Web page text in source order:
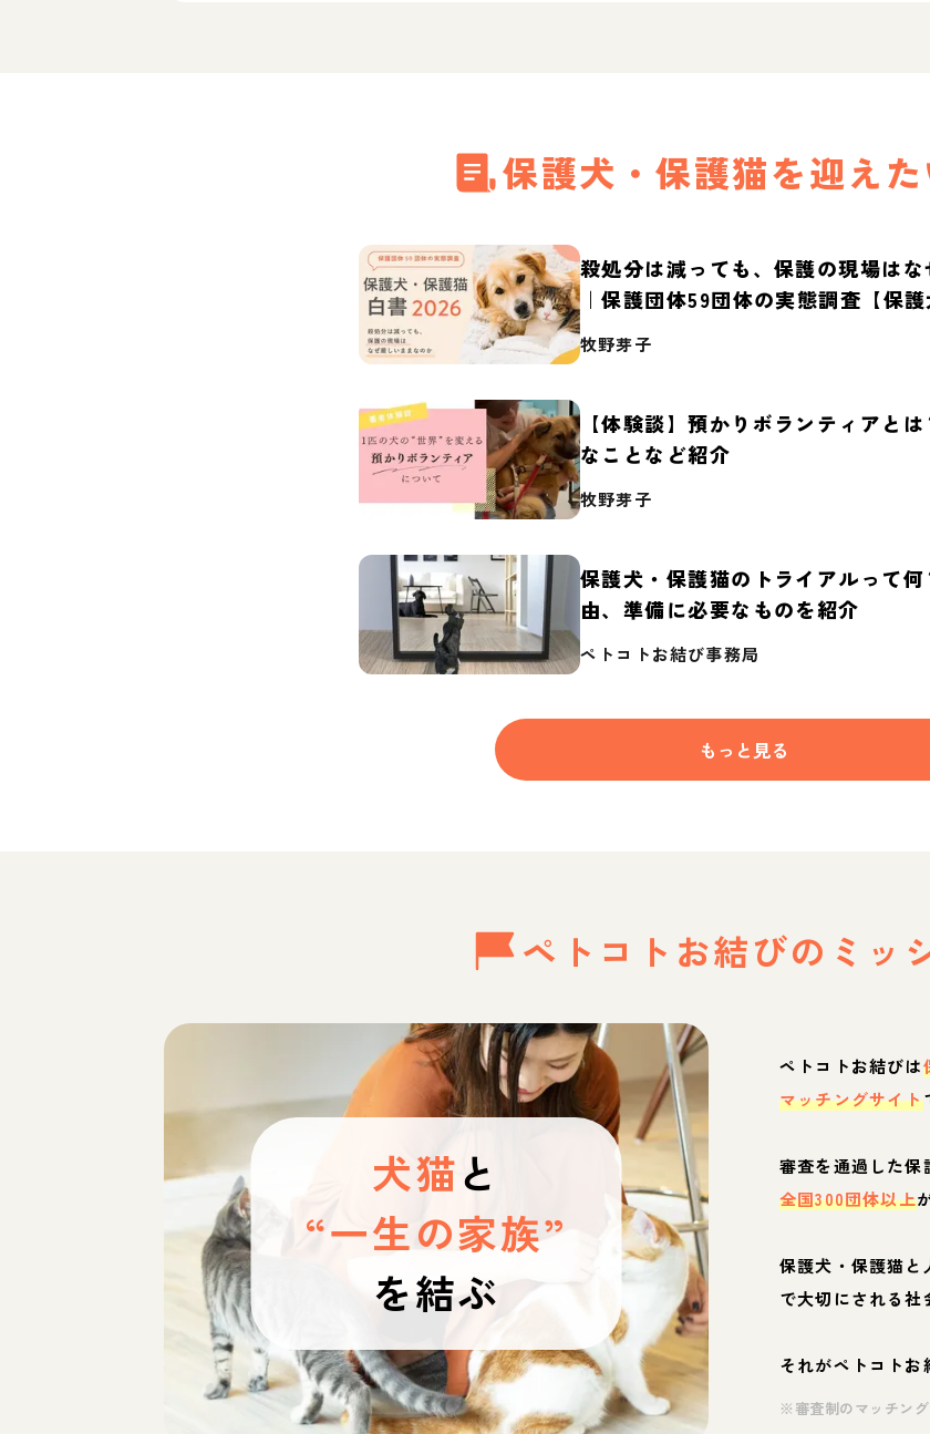
保護犬・保護猫を迎え
殺処分は減っても、保護の現場は
｜保護団体59団体の実態調査【保
2026】
牧野芽子
【体験談】預かりボランティアと
なことなど紹介
牧野芽子
保護犬・保護猫のトライアルって
由、準備に必要なものを紹介
ペトコトお結び事務局
もっと見る
ペトコトお結びの ミッ
犬猫と
“一生の家族”
を結ぶ
ペトコトお結びは
マッチングサイト
審査を通過した保
全国300団体以上
保護犬・保護猫と
で大切にされる社
それがペトコトお
※審査制のマッチン